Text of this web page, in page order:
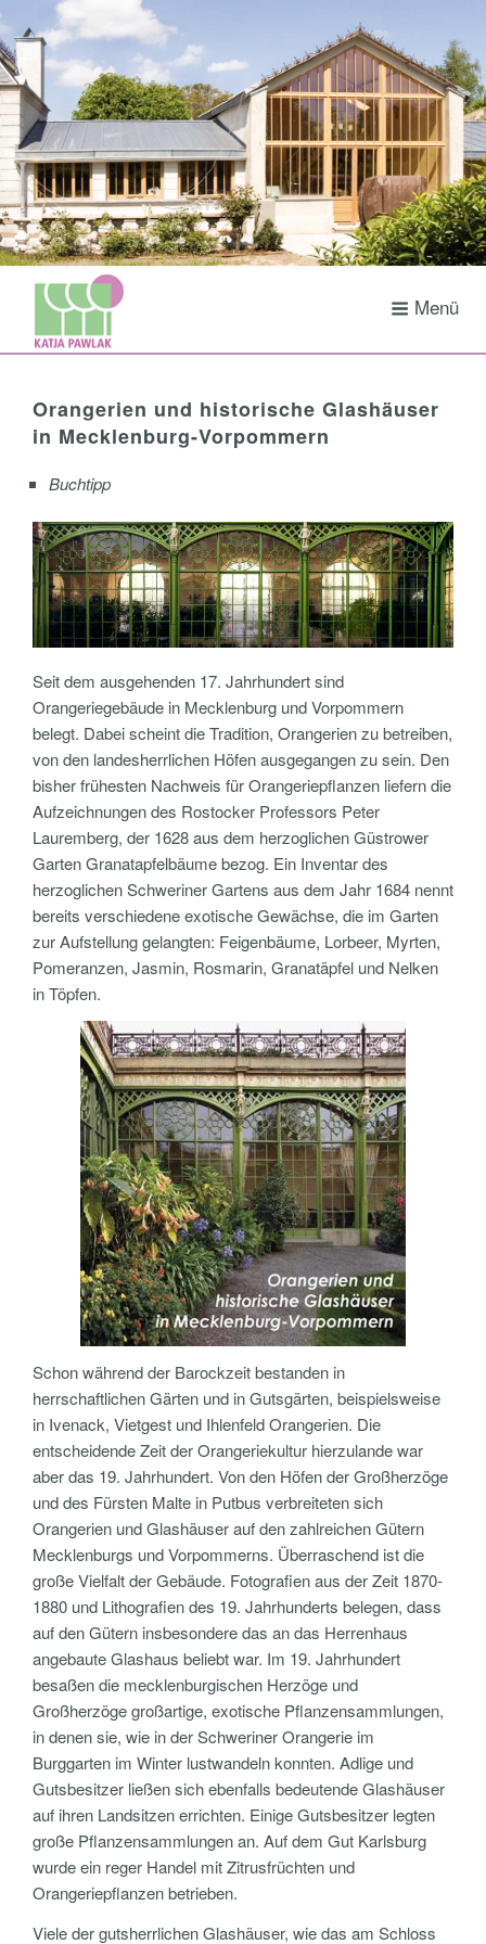
Zum
Inhalt
springen
Menü
Orangerien und historische Glashäuser
in Mecklenburg-Vorpommern
Buchtipp
Seit dem ausgehenden 17. Jahrhundert sind
Orangeriegebäude in Mecklenburg und Vorpommern
belegt. Dabei scheint die Tradition, Orangerien zu betreiben,
von den landesherrlichen Höfen ausgegangen zu sein. Den
bisher frühesten Nachweis für Orangeriepflanzen liefern die
Aufzeichnungen des Rostocker Professors Peter
Lauremberg, der 1628 aus dem herzoglichen Güstrower
Garten Granatapfelbäume bezog. Ein Inventar des
herzoglichen Schweriner Gartens aus dem Jahr 1684 nennt
bereits verschiedene exotische Gewächse, die im Garten
zur Aufstellung gelangten: Feigenbäume, Lorbeer, Myrten,
Pomeranzen, Jasmin, Rosmarin, Granatäpfel und Nelken
in Töpfen.
Schon während der Barockzeit bestanden in
herrschaftlichen Gärten und in Gutsgärten, beispielsweise
in Ivenack, Vietgest und Ihlenfeld Orangerien. Die
entscheidende Zeit der Orangeriekultur hierzulande war
aber das 19. Jahrhundert. Von den Höfen der Großherzöge
und des Fürsten Malte in Putbus verbreiteten sich
Orangerien und Glashäuser auf den zahlreichen Gütern
Mecklenburgs und Vorpommerns. Überraschend ist die
große Vielfalt der Gebäude. Fotografien aus der Zeit 1870-
1880 und Lithografien des 19. Jahrhunderts belegen, dass
auf den Gütern insbesondere das an das Herrenhaus
angebaute Glashaus beliebt war. Im 19. Jahrhundert
besaßen die mecklenburgischen Herzöge und
Großherzöge großartige, exotische Pflanzensammlungen,
in denen sie, wie in der Schweriner Orangerie im
Burggarten im Winter lustwandeln konnten. Adlige und
Gutsbesitzer ließen sich ebenfalls bedeutende Glashäuser
auf ihren Landsitzen errichten. Einige Gutsbesitzer legten
große Pflanzensammlungen an. Auf dem Gut Karlsburg
wurde ein reger Handel mit Zitrusfrüchten und
Orangeriepflanzen betrieben.
Viele der gutsherrlichen Glashäuser, wie das am Schloss